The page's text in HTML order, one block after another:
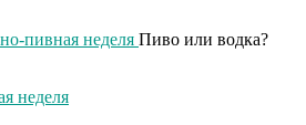
пивная неделя Пиво или водка?
неделя